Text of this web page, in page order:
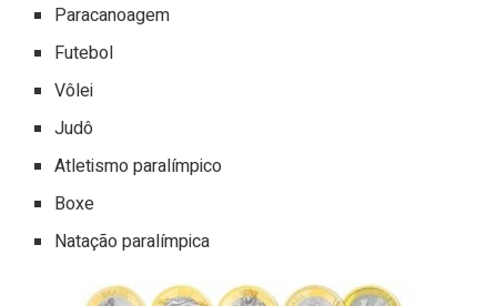
Paracanoagem
Futebol
Vôlei
Judô
Atletismo paralímpico
Boxe
Natação paralímpica